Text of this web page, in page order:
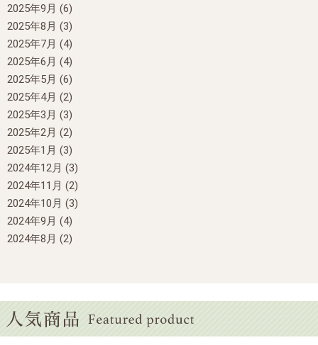
2025年9月 (6)
2025年8月 (3)
2025年7月 (4)
2025年6月 (4)
2025年5月 (6)
2025年4月 (2)
2025年3月 (3)
2025年2月 (2)
2025年1月 (3)
2024年12月 (3)
2024年11月 (2)
2024年10月 (3)
2024年9月 (4)
2024年8月 (2)